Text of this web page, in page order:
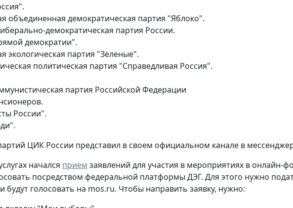
объединенная демократическая партия "Яблоко".
демократическая партия России.
демократии".
экологическая партия "Зеленые".
политическая партия "Справедливая Россия".
партия Российской Федерации
России".
ЦИК России представил в своем официальном канале в
начался прием заявлений для участия в мероприятиях в онлайн-
посредством федеральной платформы ДЭГ. Для этого нужно
будут голосовать на mos.ru. Чтобы направить заявку, нужно: